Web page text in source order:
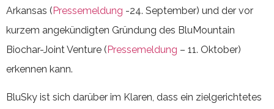
Arkansas (Pressemeldung -24. September) und der vor
kurzem angekündigten Gründung des BluMountain
Biochar-Joint Venture (Pressemeldung – 11. Oktober)
erkennen kann.
BluSky ist sich darüber im Klaren, dass ein zielgerichtetes